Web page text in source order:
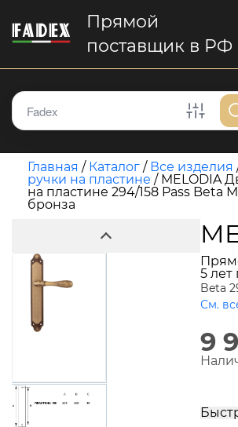
Прямой
поставщик в РФ
Главная / Каталог / Все изделия
ручки на пластине / MELODIA
на пластине 294/158 Pass Beta
бронза
5 лет
Beta
См.
9